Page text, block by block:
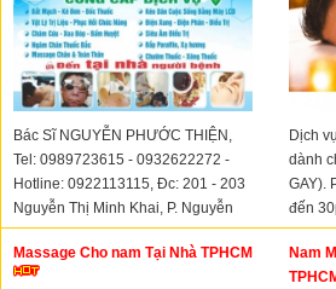
Bác Sĩ NGUYỄN PHƯỚC THIỆN,
Tel: 0989723615 - 0932622272 -
Hotline: 0922113115, Ðc: 201 - 203
Nguyễn Thị Minh Khai, P. Nguyễn
Cư Trinh, Quận 1, TPHCM.
Dịch
dành
GAY).
đến
Massage Cho nam Tại Nhà TPHCM
Nam